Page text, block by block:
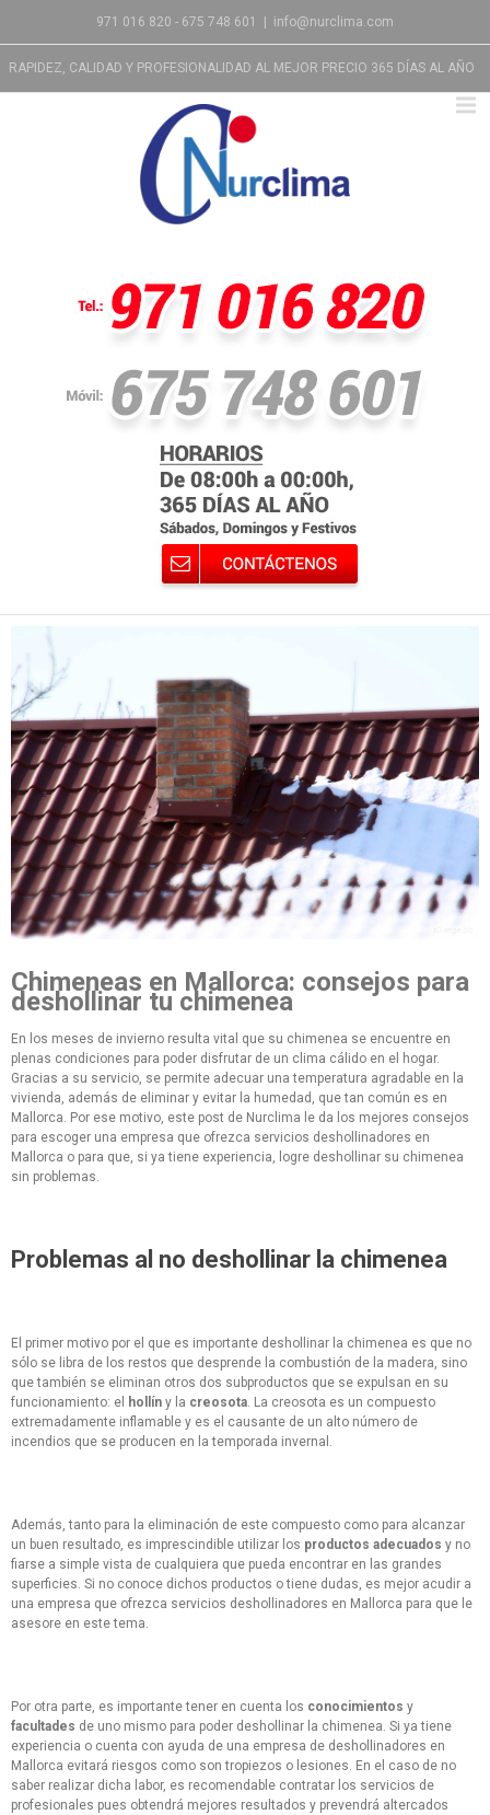
971 016 820 - 675 748 601 info@nurclima.com
RAPIDEZ, CALIDAD Y PROFESIONALIDAD AL MEJOR PRECIO 365 DÍAS AL AÑO
Chimeneas en Mallorca: consejos para
deshollinar tu chimenea
En los meses de invierno resulta vital que su chimenea se encuentre en
plenas condiciones para poder disfrutar de un clima cálido en el hogar.
Gracias a su servicio, se permite adecuar una temperatura agradable en la
vivienda, además de eliminar y evitar la humedad, que tan común es en
Mallorca. Por ese motivo, este post de Nurclima le da los mejores consejos
para escoger una empresa que ofrezca servicios deshollinadores en
Mallorca o para que, si ya tiene experiencia, logre deshollinar su chimenea
sin problemas.
Problemas al no deshollinar la chimenea
El primer motivo por el que es importante deshollinar la chimenea es que no
sólo se libra de los restos que desprende la combustión de la madera, sino
que también se eliminan otros dos subproductos que se expulsan en su
funcionamiento: el hollín y la creosota . La creosota es un compuesto
extremadamente inflamable y es el causante de un alto número de
incendios que se producen en la temporada invernal.
Además, tanto para la eliminación de este compuesto como para alcanzar
un buen resultado, es imprescindible utilizar los productos adecuados y no
fiarse a simple vista de cualquiera que pueda encontrar en las grandes
superficies. Si no conoce dichos productos o tiene dudas, es mejor acudir a
una empresa que ofrezca servicios deshollinadores en Mallorca para que le
asesore en este tema.
Por otra parte, es importante tener en cuenta los conocimientos y
facultades de uno mismo para poder deshollinar la chimenea. Si ya tiene
experiencia o cuenta con ayuda de una empresa de deshollinadores en
Mallorca evitará riesgos como son tropiezos o lesiones. En el caso de no
saber realizar dicha labor, es recomendable contratar los servicios de
profesionales pues obtendrá mejores resultados y prevendrá altercados